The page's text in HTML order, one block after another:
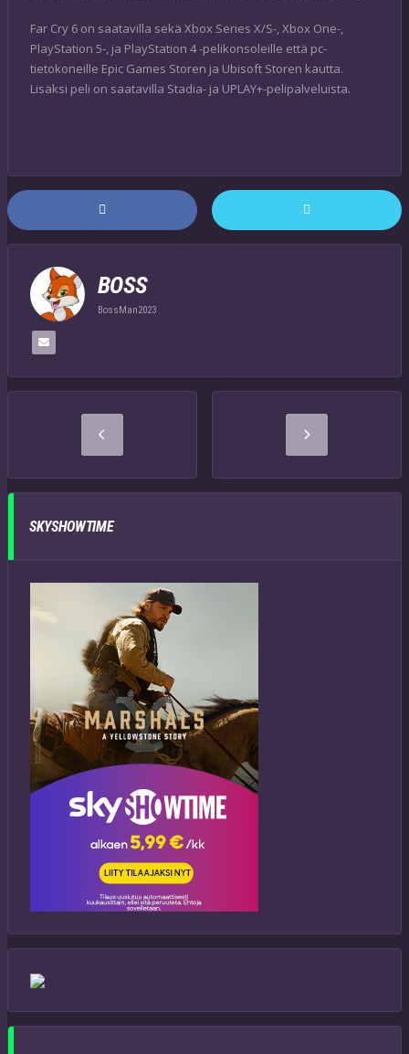
Far Cry 6 on saatavilla sekä Xbox Series X/S-, Xbox One-,
PlayStation 5-, ja PlayStation 4 -pelikonsoleille että pc-
tietokoneille Epic Games Storen ja Ubisoft Storen kautta.
Lisäksi peli on saatavilla Stadia- ja UPLAY+-pelipalveluista.
BOSS
BossMan2023
SKYSHOWTIME